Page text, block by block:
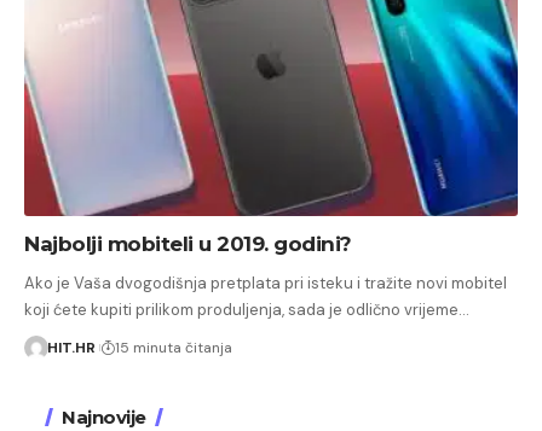
Najbolji mobiteli u 2019. godini?
Ako je Vaša dvogodišnja pretplata pri isteku i tražite novi mobitel
koji ćete kupiti prilikom produljenja, sada je odlično vrijeme…
HIT.HR 15 minuta čitanja
Najnovije